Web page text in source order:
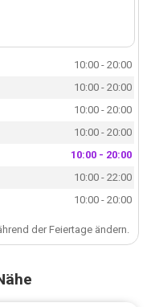
10:00 - 20:00
10:00 - 20:00
10:00 - 20:00
10:00 - 20:00
10:00 - 20:00
10:00 - 22:00
10:00 - 20:00
der Feiertage ändern.